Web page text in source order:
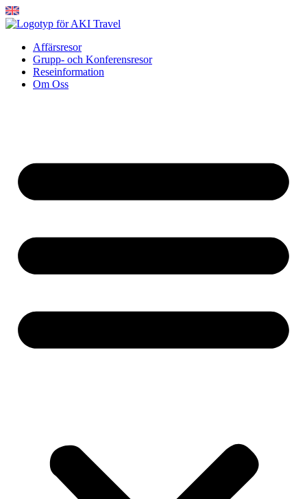
Hoppa
till
Affärsresor
Grupp- och Konferensresor
Reseinformation
Om Oss